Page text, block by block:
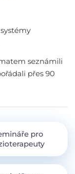
seznámili
přes 90
pro